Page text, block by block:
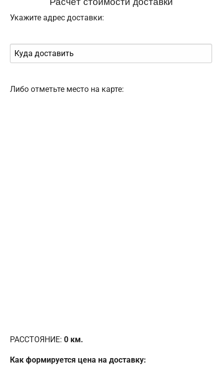
Укажите адрес доставки:
Либо отметьте место на карте:
РАССТОЯНИЕ: 0 км.
Как формируется цена на доставку: